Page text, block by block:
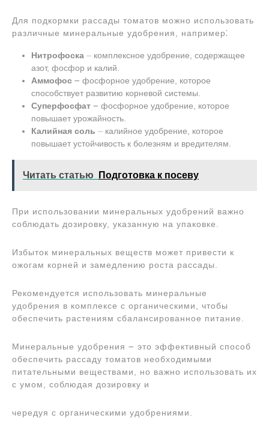
Для подкормки рассады томатов можно использовать
различные минеральные удобрения, например⁚
Нитрофоска ⏤ комплексное удобрение, содержащее
азот, фосфор и калий.
Аммофос ౼ фосфорное удобрение, которое
способствует развитию корневой системы.
Суперфосфат ౼ фосфорное удобрение, которое
повышает урожайность.
Калийная соль ⏤ калийное удобрение, которое
повышает устойчивость к болезням и вредителям.
Читать статью Подготовка к посеву
При использовании минеральных удобрений важно
соблюдать дозировку, указанную на упаковке.
Избыток минеральных веществ может привести к
ожогам корней и замедлению роста рассады.
Рекомендуется использовать минеральные
удобрения в комплексе с органическими, чтобы
обеспечить растениям сбалансированное питание.
Минеральные удобрения ౼ это эффективный способ
обеспечить рассаду томатов необходимыми
питательными веществами, но важно использовать их
с умом, соблюдая дозировку и
чередуя с органическими удобрениями.